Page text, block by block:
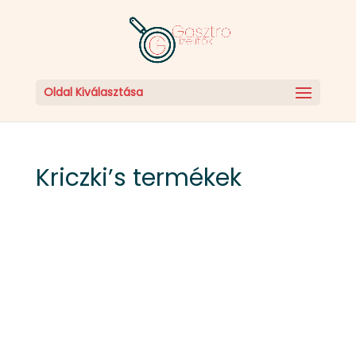
Oldal Kiválasztása
Kriczki’s termékek